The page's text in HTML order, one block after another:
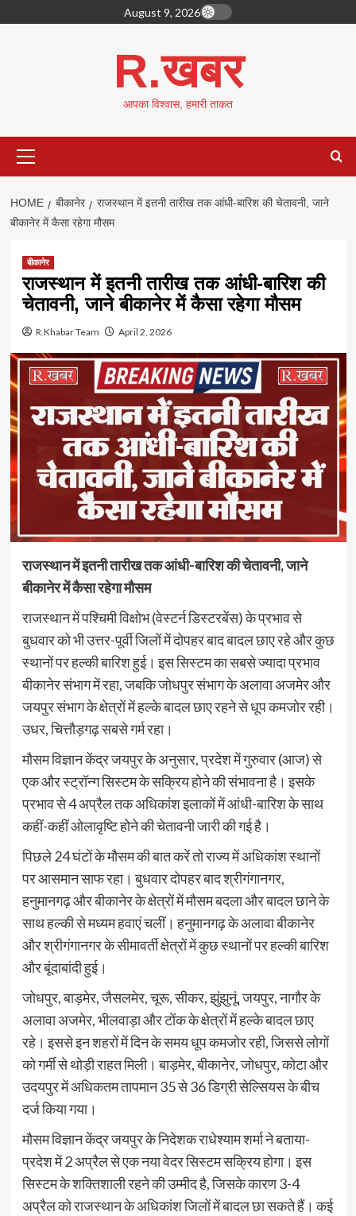
to
August 9, 2026
R.खबर
आपका विश्वास, हमारी ताकत
Menu
HOME बीकानेर
राजस्थान में इतनी तारीख तक आंधी-बारिश की चेतावनी, जाने
बीकानेर में कैसा रहेगा मौसम
बीकानेर
राजस्थान में इतनी तारीख तक आंधी-बारिश की
चेतावनी, जाने बीकानेर में कैसा रहेगा मौसम
R.Khabar Team April 2, 2026
राजस्थान में इतनी तारीख तक आंधी-बारिश की चेतावनी, जाने
बीकानेर में कैसा रहेगा मौसम
राजस्थान में पश्चिमी विक्षोभ (वेस्टर्न डिस्टरबेंस) के प्रभाव से
बुधवार को भी उत्तर-पूर्वी जिलों में दोपहर बाद बादल छाए रहे और कुछ
स्थानों पर हल्की बारिश हुई। इस सिस्टम का सबसे ज्यादा प्रभाव
बीकानेर संभाग में रहा, जबकि जोधपुर संभाग के अलावा अजमेर और
जयपुर संभाग के क्षेत्रों में हल्के बादल छाए रहने से धूप कमजोर रही।
उधर, चित्तौड़गढ़ सबसे गर्म रहा।
मौसम विज्ञान केंद्र जयपुर के अनुसार, प्रदेश में गुरुवार (आज) से
एक और स्ट्रॉन्ग सिस्टम के सक्रिय होने की संभावना है। इसके
प्रभाव से 4 अप्रैल तक अधिकांश इलाकों में आंधी-बारिश के साथ
कहीं-कहीं ओलावृष्टि होने की चेतावनी जारी की गई है।
पिछले 24 घंटों के मौसम की बात करें तो राज्य में अधिकांश स्थानों
पर आसमान साफ रहा। बुधवार दोपहर बाद श्रीगंगानगर,
हनुमानगढ़ और बीकानेर के क्षेत्रों में मौसम बदला और बादल छाने के
साथ हल्की से मध्यम हवाएं चलीं। हनुमानगढ़ के अलावा बीकानेर
और श्रीगंगानगर के सीमावर्ती क्षेत्रों में कुछ स्थानों पर हल्की बारिश
और बूंदाबांदी हुई।
जोधपुर, बाड़मेर, जैसलमेर, चूरू, सीकर, झुंझुनूं, जयपुर, नागौर के
अलावा अजमेर, भीलवाड़ा और टोंक के क्षेत्रों में हल्के बादल छाए
रहे। इससे इन शहरों में दिन के समय धूप कमजोर रही, जिससे लोगों
को गर्मी से थोड़ी राहत मिली। बाड़मेर, बीकानेर, जोधपुर, कोटा और
उदयपुर में अधिकतम तापमान 35 से 36 डिग्री सेल्सियस के बीच
दर्ज किया गया।
मौसम विज्ञान केंद्र जयपुर के निदेशक राधेश्याम शर्मा ने बताया-
प्रदेश में 2 अप्रैल से एक नया वेदर सिस्टम सक्रिय होगा। इस
सिस्टम के शक्तिशाली रहने की उम्मीद है, जिसके कारण 3-4
अप्रैल को राजस्थान के अधिकांश जिलों में बादल छा सकते हैं। कई